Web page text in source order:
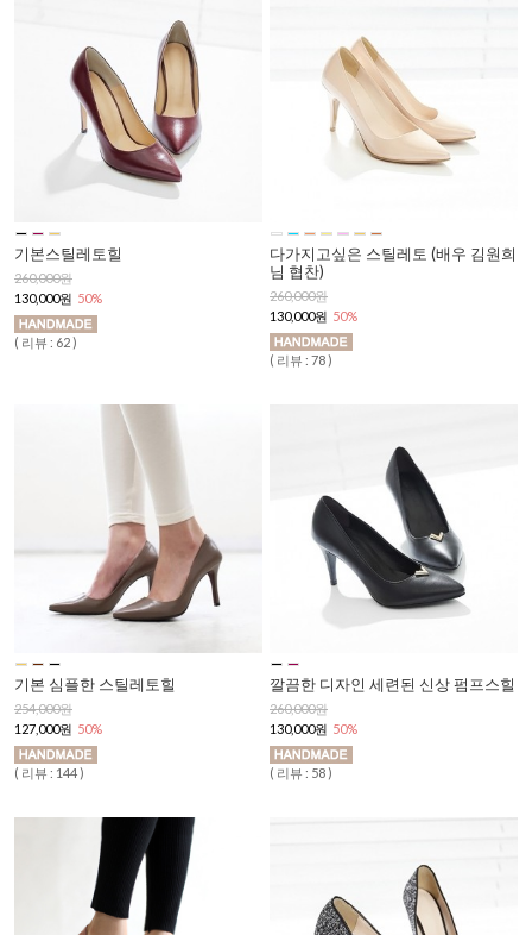
기본스틸레토힐
260,000원
130,000원 50%
( 리뷰 : 62 )
다가지고싶은 스틸레토 (배우 김원희
님 협찬)
260,000원
130,000원 50%
( 리뷰 : 78 )
기본 심플한 스틸레토힐
254,000원
127,000원 50%
( 리뷰 : 144 )
깔끔한 디자인 세련된 신상 펌프스힐
260,000원
130,000원 50%
( 리뷰 : 58 )